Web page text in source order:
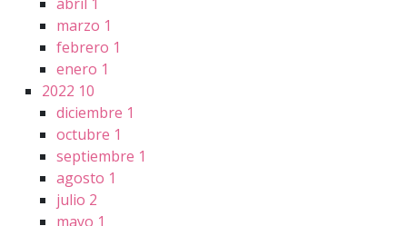
marzo 1
febrero 1
enero 1
2022 10
diciembre 1
octubre 1
septiembre 1
agosto 1
julio 2
mayo 1